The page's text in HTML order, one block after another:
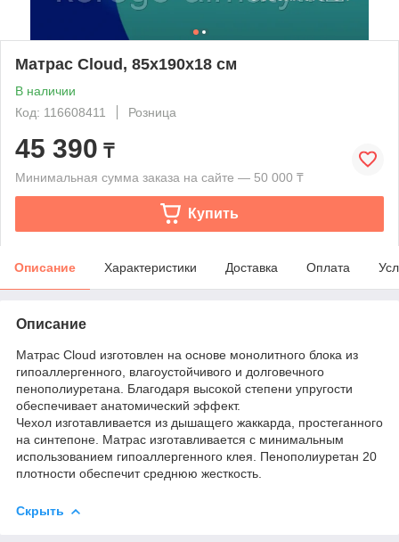
Матрас Cloud, 85x190x18 см
В наличии
Код: 116608411
Розница
45 390 ₸
Минимальная сумма заказа на сайте — 50 000 ₸
Купить
Описание Характеристики Доставка Оплата
Описание
Матрас Cloud изготовлен на основе монолитного блока из
гипоаллергенного, влагоустойчивого и долговечного
пенополиуретана. Благодаря высокой степени упругости
обеспечивает анатомический эффект.
Чехол изготавливается из дышащего жаккарда, простеганного
на синтепоне. Матрас изготавливается с минимальным
использованием гипоаллергенного клея. Пенополиуретан 20
плотности обеспечит среднюю жесткость.
Скрыть